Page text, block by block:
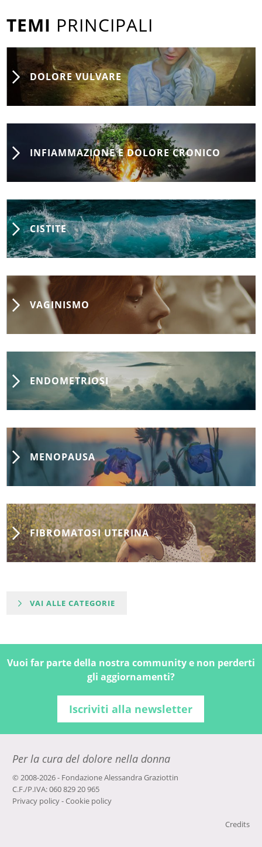
TEMI PRINCIPALI
DOLORE VULVARE
INFIAMMAZIONE E DOLORE CRONICO
CISTITE
VAGINISMO
ENDOMETRIOSI
MENOPAUSA
FIBROMATOSI UTERINA
VAI ALLE CATEGORIE
Vuoi far parte della nostra community e non perderti
gli aggiornamenti?
Iscriviti alla newsletter
Per la cura del dolore nella donna
© 2008-2026 - Fondazione Alessandra Graziottin
C.F./P.IVA: 060 829 20 965
Privacy policy-Cookie policy
Credits